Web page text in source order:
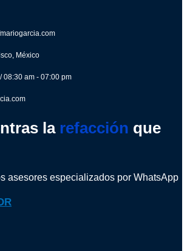
México
08:30 am - 07:00 pm
la refacción que
asesores especializados por WhatsApp